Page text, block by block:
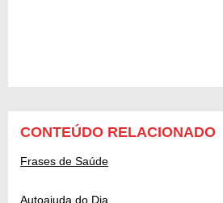
CONTEÚDO RELACIONADO
Frases de Saúde
Autoajuda do Dia